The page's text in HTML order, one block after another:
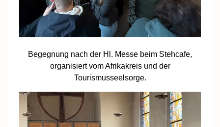
Begegnung nach der Hl. Messe beim Stehcafe,
organisiert vom Afrikakreis und der
Tourismusseelsorge.